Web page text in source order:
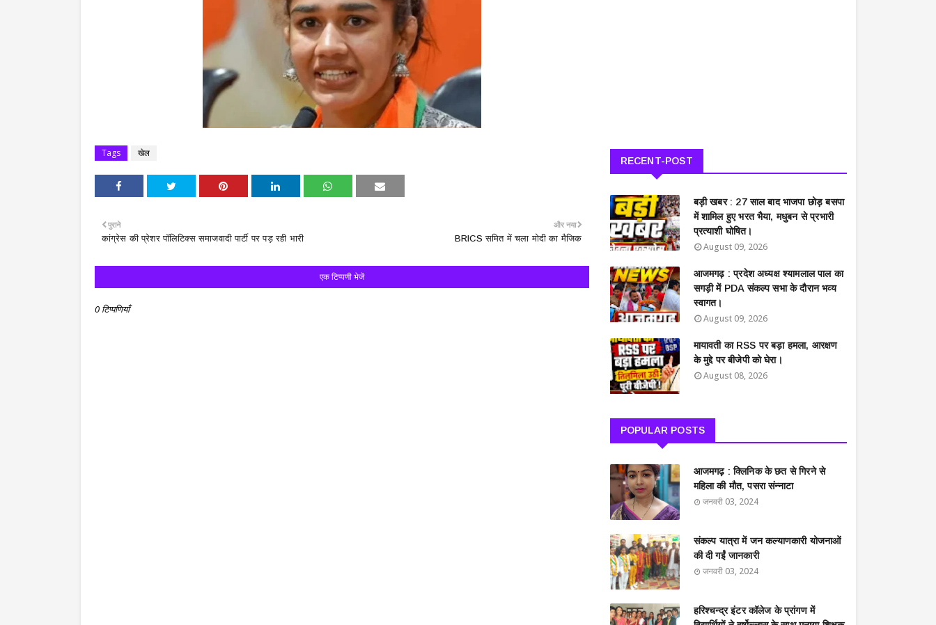
Tags खेल
और नया
BRICS समित में चला मोदी का मैजिक
पुराने
कांग्रेस की प्रेशर पॉलिटिक्स समाजवादी पार्टी पर पड़ रही भारी
एक टिप्पणी भेजें
0 टिप्पणियाँ
RECENT-POST
बड़ी खबर : 27 साल बाद भाजपा छोड़ बसपा
में शामिल हुए भरत भैया, मधुबन से प्रभारी
प्रत्याशी घोषित।
August 09, 2026
आजमगढ़ : प्रदेश अध्यक्ष श्यामलाल पाल का
सगड़ी में PDA संकल्प सभा के दौरान भव्य
स्वागत।
August 09, 2026
मायावती का RSS पर बड़ा हमला, आरक्षण
के मुद्दे पर बीजेपी को घेरा।
August 08, 2026
POPULAR POSTS
आजमगढ़ : क्लिनिक के छत से गिरने से
महिला की मौत, पसरा संन्नाटा
जनवरी 03, 2024
संकल्प यात्रा में जन कल्याणकारी योजनाओं
की दी गईं जानकारी
जनवरी 03, 2024
हरिश्चन्द्र इंटर कॉलेज के प्रांगण में